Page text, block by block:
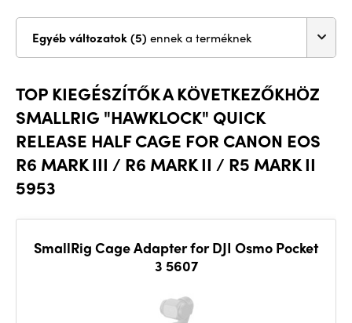
Egyéb változatok (5) ennek a terméknek
TOP KIEGÉSZÍTŐK A KÖVETKEZŐKHÖZ
SMALLRIG "HAWKLOCK" QUICK
RELEASE HALF CAGE FOR CANON EOS
R6 MARK III / R6 MARK II / R5 MARK II
5953
SmallRig Cage Adapter for DJI Osmo Pocket
3 5607